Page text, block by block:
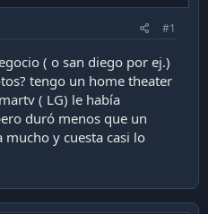
#1
( o san diego por ej.)
tengo un home theater
( LG) le había
duró menos que un
mucho y cuesta casi lo